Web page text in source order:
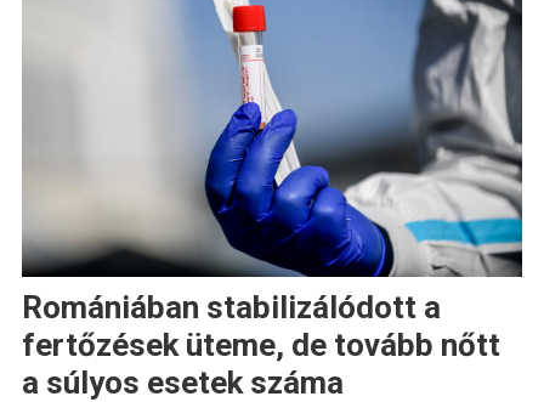
Romániában stabilizálódott a
fertőzések üteme, de tovább nőtt
a súlyos esetek száma